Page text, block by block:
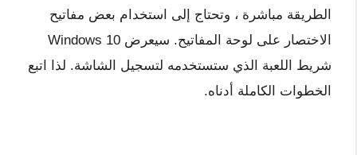
الطريقة مباشرة ، وتحتاج إلى استخدام بعض مفاتيح
الاختصار على لوحة المفاتيح. سيعرض Windows 10
شريط اللعبة الذي ستستخدمه لتسجيل الشاشة. لذا اتبع
الخطوات الكاملة أدناه.